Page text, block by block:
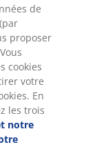
de
proposer
cookies
votre
En
les trois
notre